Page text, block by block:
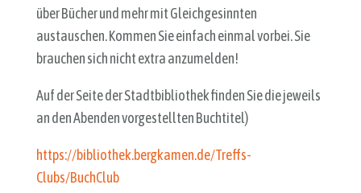
über Bücher und mehr mit Gleichgesinnten
austauschen. Kommen Sie einfach einmal vorbei. Sie
brauchen sich nicht extra anzumelden!
Auf der Seite der Stadtbibliothek finden Sie die jeweils
an den Abenden vorgestellten Buchtitel)
https://bibliothek.bergkamen.de/Treffs-
Clubs/BuchClub